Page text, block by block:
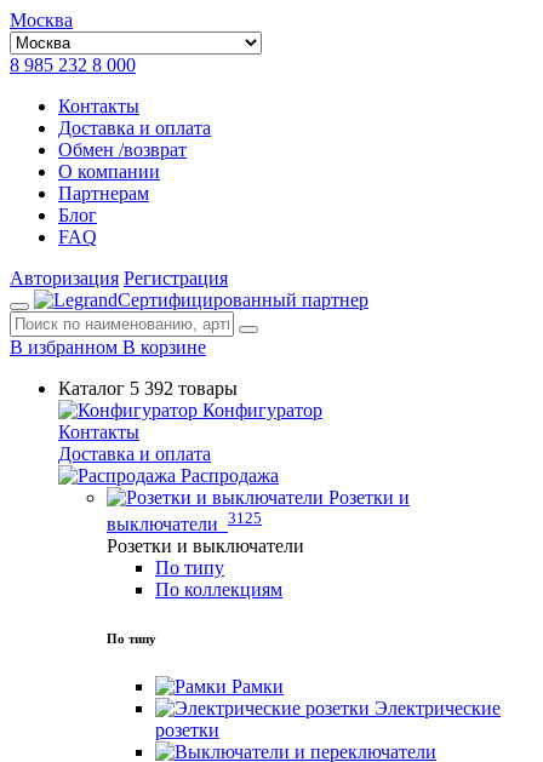
Москва
8 985 232 8 000
Контакты
Доставка и оплата
Обмен /возврат
О компании
Партнерам
Блог
FAQ
Авторизация Регистрация
Сертифицированный партнер
В избранном В корзине
Каталог 5 392 товары
Конфигуратор
Контакты
Доставка и оплата
Распродажа
Розетки и
выключатели 3125
Розетки и выключатели
По типу
По коллекциям
По типу
Рамки
Электрические
розетки